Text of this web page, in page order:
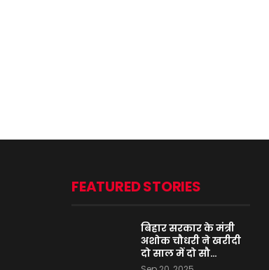
FEATURED STORIES
बिहार सरकार के मंत्री
अशोक चौधरी ने खरीदी
दो साल में दो सौ…